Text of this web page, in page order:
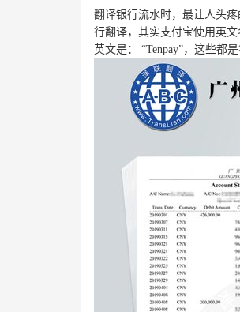
翻译银行流水时，最让人头
行翻译，其实支付宝使用英
英文是：
“Tenpay”，这些都是